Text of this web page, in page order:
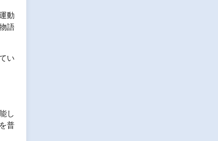
動
語
い
し
普